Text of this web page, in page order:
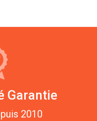
Garantie
2010